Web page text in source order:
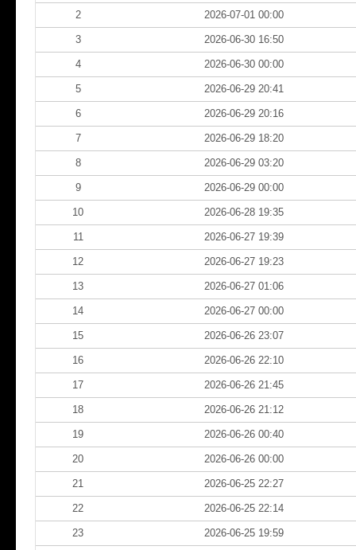
2 2026-07-01 00:00
3 2026-06-30 16:50
4 2026-06-30 00:00
5 2026-06-29 20:41
6 2026-06-29 20:16
7 2026-06-29 18:20
8 2026-06-29 03:20
9 2026-06-29 00:00
10 2026-06-28 19:35
11 2026-06-27 19:39
12 2026-06-27 19:23
13 2026-06-27 01:06
14 2026-06-27 00:00
15 2026-06-26 23:07
16 2026-06-26 22:10
17 2026-06-26 21:45
18 2026-06-26 21:12
19 2026-06-26 00:40
20 2026-06-26 00:00
21 2026-06-25 22:27
22 2026-06-25 22:14
23 2026-06-25 19:59